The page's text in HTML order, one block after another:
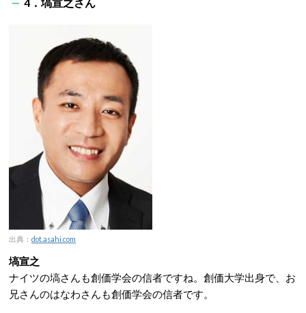
出典： dot.asahi.com
塙宣之
ナイツの塙さんも創価学会の信者ですね。創価大学出身で、お
兄さんのはなわさんも創価学会の信者です。